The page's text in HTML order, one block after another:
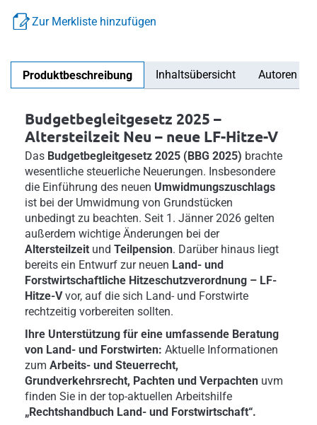
Zur Merkliste hinzufügen
Produktbeschreibung Inhaltsübersicht Autoren
Budgetbegleitgesetz 2025 –
Altersteilzeit Neu – neue LF-Hitze-V
Das Budgetbegleitgesetz 2025 (BBG 2025) brachte
wesentliche steuerliche Neuerungen. Insbesondere
die Einführung des neuen Umwidmungszuschlags
ist bei der Umwidmung von Grundstücken
unbedingt zu beachten. Seit 1. Jänner 2026 gelten
außerdem wichtige Änderungen bei der
Altersteilzeit und Teilpension. Darüber hinaus liegt
bereits ein Entwurf zur neuen Land- und
Forstwirtschaftliche Hitzeschutzverordnung – LF-
Hitze-Vvor, auf die sich Land- und Forstwirte
rechtzeitig vorbereiten sollten.
Ihre Unterstützung für eine umfassende Beratung
von Land- und Forstwirten: Aktuelle Informationen
zum Arbeits- und Steuerrecht,
Grundverkehrsrecht, Pachten und Verpachten uvm
finden Sie in der top-aktuellen Arbeitshilfe
„Rechtshandbuch Land- und Forstwirtschaft“.